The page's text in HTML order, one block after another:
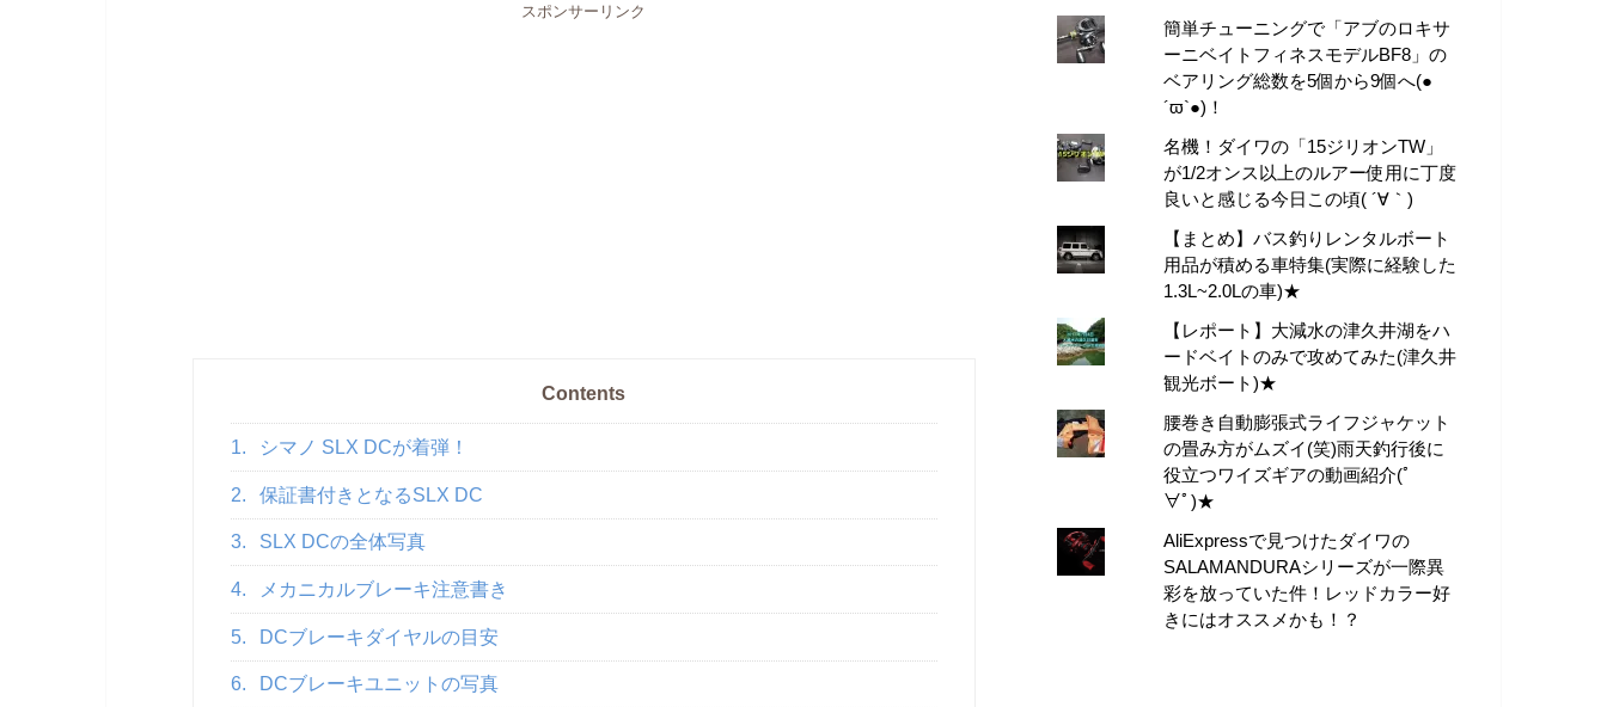
スポンサーリンク
Contents
1. シマノ SLX DCが着弾！
2. 保証書付きとなるSLX DC
3. SLX DCの全体写真
4. メカニカルブレーキ注意書き
5. DCブレーキダイヤルの目安
6. DCブレーキユニットの写真
簡単チューニングで「アブのロキサ
ーニベイトフィネスモデルBF8」の
ベアリング総数を5個から9個へ(●
´ϖ`●)！
名機！ダイワの「15ジリオンTW」
が1/2オンス以上のルアー使用に丁度
良いと感じる今日この頃( ´∀｀)
【まとめ】バス釣りレンタルボート
用品が積める車特集(実際に経験した
1.3L~2.0Lの車)★
【レポート】大減水の津久井湖をハ
ードベイトのみで攻めてみた(津久井
観光ボート)★
腰巻き自動膨張式ライフジャケット
の畳み方がムズイ(笑)雨天釣行後に
役立つワイズギアの動画紹介(ﾟ
∀ﾟ)★
AliExpressで見つけたダイワの
SALAMANDURAシリーズが一際異
彩を放っていた件！レッドカラー好
きにはオススメかも！？